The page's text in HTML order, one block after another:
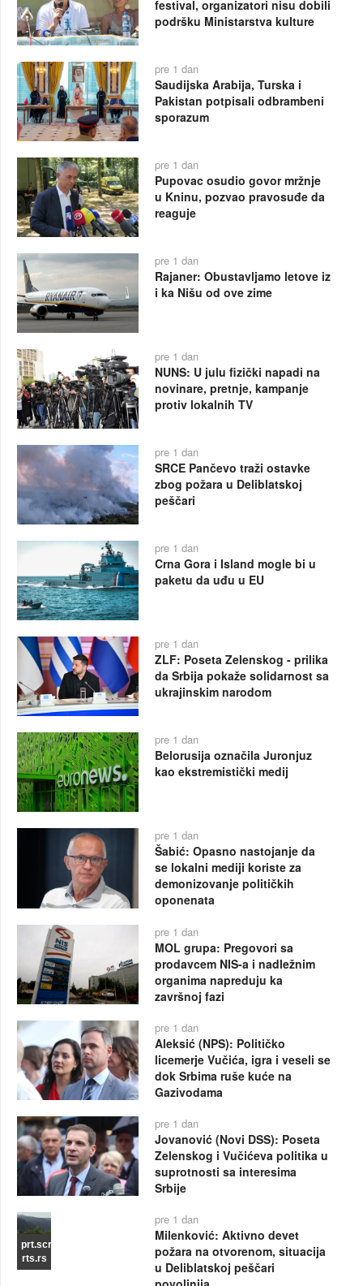
festival, organizatori nisu dobili
podršku Ministarstva kulture
pre 1 dan
Saudijska Arabija, Turska i
Pakistan potpisali odbrambeni
sporazum
pre 1 dan
Pupovac osudio govor mržnje
u Kninu, pozvao pravosuđe da
reaguje
pre 1 dan
Rajaner: Obustavljamo letove iz
i ka Nišu od ove zime
pre 1 dan
NUNS: U julu fizički napadi na
novinare, pretnje, kampanje
protiv lokalnih TV
pre 1 dan
SRCE Pančevo traži ostavke
zbog požara u Deliblatskoj
peščari
pre 1 dan
Crna Gora i Island mogle bi u
paketu da uđu u EU
pre 1 dan
ZLF: Poseta Zelenskog - prilika
da Srbija pokaže solidarnost sa
ukrajinskim narodom
pre 1 dan
Belorusija označila Juronjuz
kao ekstremistički medij
pre 1 dan
Šabić: Opasno nastojanje da
se lokalni mediji koriste za
demonizovanje političkih
oponenata
pre 1 dan
MOL grupa: Pregovori sa
prodavcem NIS-a i nadležnim
organima napreduju ka
završnoj fazi
pre 1 dan
Aleksić (NPS): Političko
licemerje Vučića, igra i veseli se
dok Srbima ruše kuće na
Gazivodama
pre 1 dan
Jovanović (Novi DSS): Poseta
Zelenskog i Vučićeva politika u
suprotnosti sa interesima
Srbije
prt.scr
rts.rs
pre 1 dan
Milenković: Aktivno devet
požara na otvorenom, situacija
u Deliblatskoj peščari